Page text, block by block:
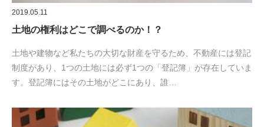
2019.05.11
土地の権利はどこで調べるのか！？
土地や建物など私たちの大切な財産を守るため、不動産には登記
制度があり、1つの土地には必ず1つの「登記簿」が存在していま
す。登記簿にはその土地がどこにあり、誰…